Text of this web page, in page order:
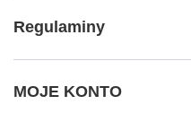
Regulaminy
MOJE KONTO